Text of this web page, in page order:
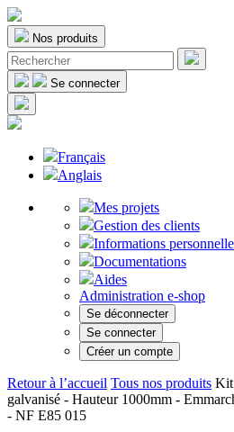
Nos produits
Se connecter
Français
Anglais
Mes projets
Gestion des clients
Informations
Documentations
Aides
Administration e-shop
Se déconnecter
Se connecter
Créer un compte
Retour à l’accueil Tous nos produits Kit
galvanisé - Hauteur 1000mm -
- NF E85 015